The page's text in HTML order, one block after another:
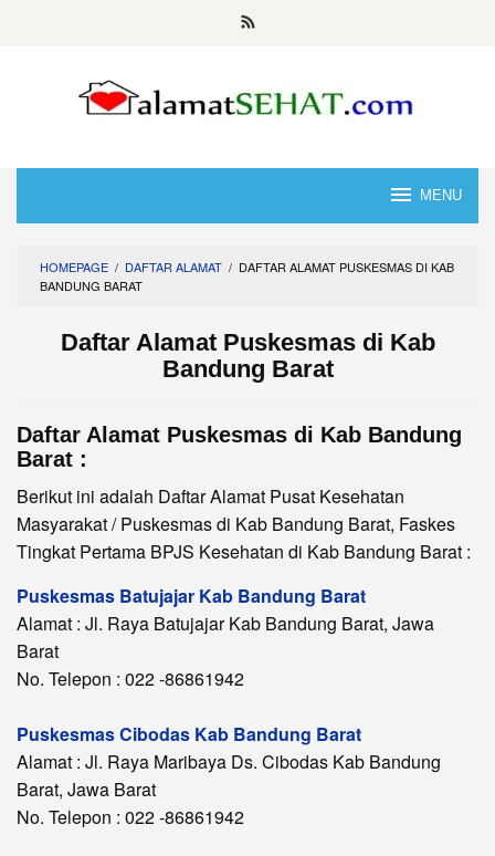
MENU
HOMEPAGE / DAFTAR ALAMAT / DAFTAR ALAMAT PUSKESMAS DI KAB
BANDUNG BARAT
Daftar Alamat Puskesmas di Kab
Bandung Barat
Daftar Alamat Puskesmas di Kab Bandung
Barat :
Berikut ini adalah Daftar Alamat Pusat Kesehatan
Masyarakat / Puskesmas di Kab Bandung Barat, Faskes
Tingkat Pertama BPJS Kesehatan di Kab Bandung Barat :
Puskesmas Batujajar Kab Bandung Barat
Alamat : Jl. Raya Batujajar Kab Bandung Barat, Jawa
Barat
No. Telepon : 022 -86861942
Puskesmas Cibodas Kab Bandung Barat
Alamat : Jl. Raya Maribaya Ds. Cibodas Kab Bandung
Barat, Jawa Barat
No. Telepon : 022 -86861942